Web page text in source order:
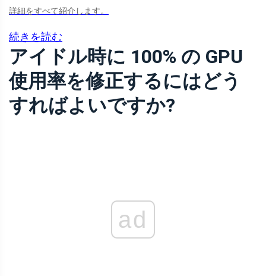
詳細をすべて紹介します。
続きを読む
アイドル時に 100% の GPU
使用率を修正するにはどう
すればよいですか?
ad